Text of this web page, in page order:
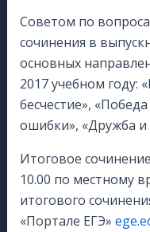
Советом по
сочинения в
основных
2017 учебном году:
бесчестие»,
ошибки», «Дружба и
Итоговое
10.00 по местному
итогового
«Портале ЕГЭ»